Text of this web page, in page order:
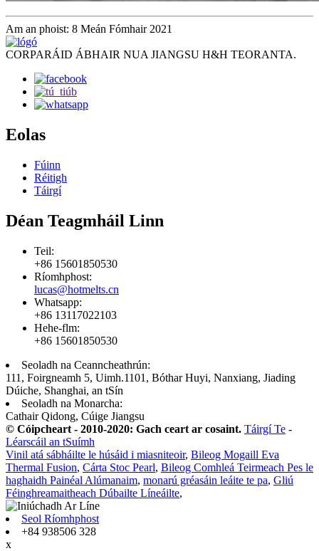
Am an phoist: 8 Meán Fómhair 2021
CORPARÁID ÁBHAIR NUA JIANGSU H&H TEORANTA.
Eolas
Fúinn
Réitigh
Táirgí
Déan Teagmháil Linn
Teil:
+86 15601850530
Ríomhphost:
lucas@hotmelts.cn
Whatsapp:
+86 13117022103
Hehe-flm:
+86 15601850530
Seoladh na Ceanncheathrún:
111, Foirgneamh 5, Uimh.1101, Bóthar Huyi, Nanxiang, Jiading
Dúiche, Shanghai, an tSín
Seoladh na Monarcha:
Cathair Qidong, Cúige Jiangsu
© Cóipcheart - 2010-2020: Gach ceart ar cosaint. Táirgí Te -
Léarscáil an tSuímh
Vinil atá sábháilte le húsáid i miasniteoir, Bileog Mogaill Eva
Thermal Fusion, Cárta Stoc Pearl, Bileog Comhleá Teirmeach Pes le
haghaidh Painéal Alúmanaim, monarú gréasáin leáite te pa, Gliú
Féinghreamaitheach Dúbailte Líneáilte,
Seol Ríomhphost
+84 938506 328
x